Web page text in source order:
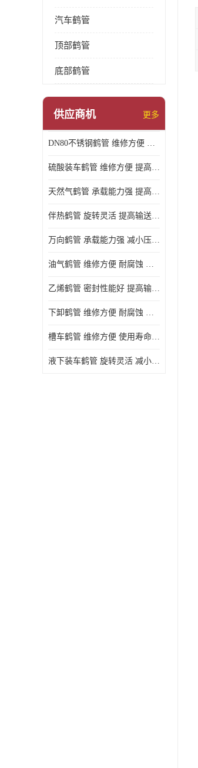
汽车鹤管
顶部鹤管
底部鹤管
供应商机 更多
DN80不锈钢鹤管 维修方便 提高输送效率
硫酸装车鹤管 维修方便 提高输送效率
天然气鹤管 承载能力强 提高输送效率
伴热鹤管 旋转灵活 提高输送效率
万向鹤管 承载能力强 减小压力损失
油气鹤管 维修方便 耐腐蚀 耐高温
乙烯鹤管 密封性能好 提高输送效率
下卸鹤管 维修方便 耐腐蚀 耐高温
槽车鹤管 维修方便 使用寿命较长
液下装车鹤管 旋转灵活 减小压力损失